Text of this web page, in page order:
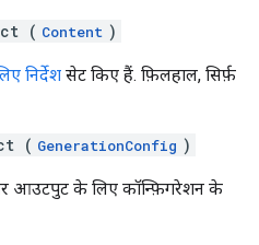
( Content )
निर्देश सेट किए हैं. फ़िलहाल, सिर्फ़
( GenerationConfig )
आउटपुट के लिए कॉन्फ़िगरेशन के